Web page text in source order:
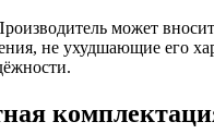
может
не ухудшающие его